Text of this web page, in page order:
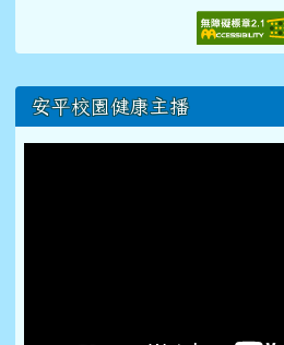
右邊區域內容
安平校園健康主播